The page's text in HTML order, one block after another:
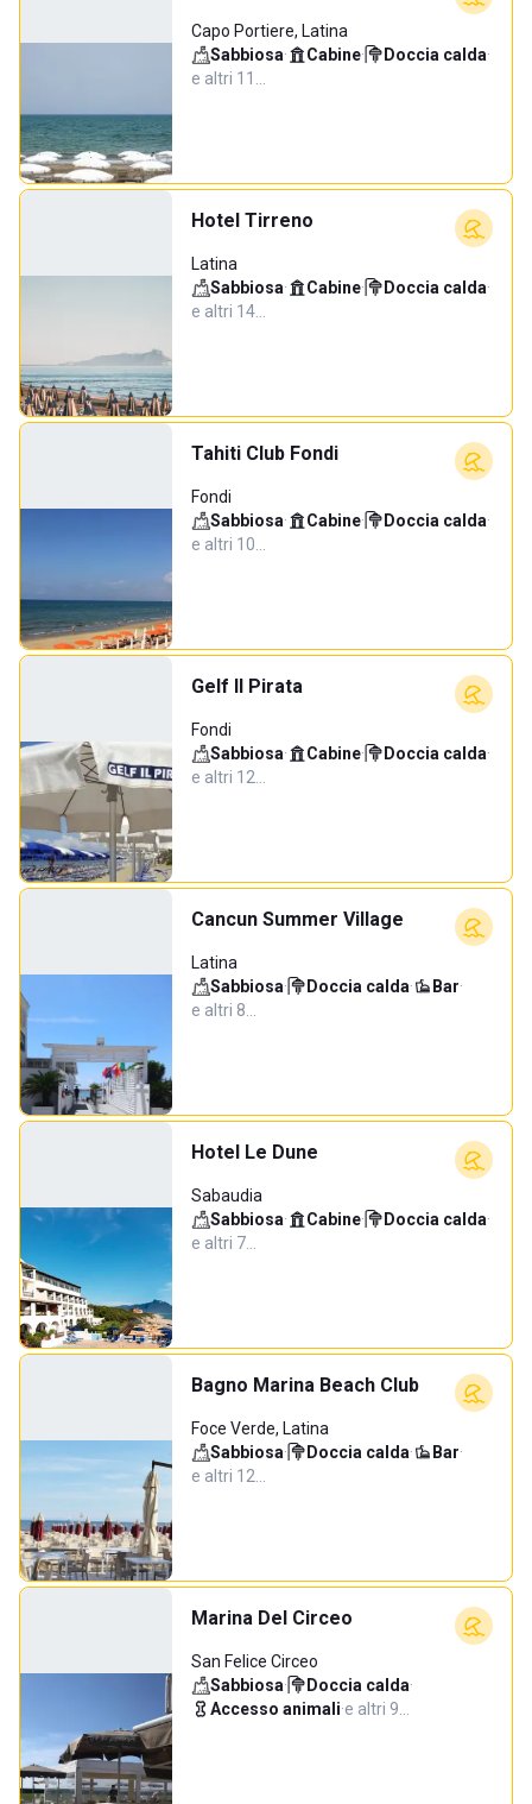
Capo Portiere, Latina
Sabbiosa· Cabine· Doccia calda·
e altri 11…
Hotel Tirreno
Latina
Sabbiosa· Cabine· Doccia calda·
e altri 14…
Tahiti Club Fondi
Fondi
Sabbiosa· Cabine· Doccia calda·
e altri 10…
Gelf Il Pirata
Fondi
Sabbiosa· Cabine· Doccia calda·
e altri 12…
Cancun Summer Village
Latina
Sabbiosa· Doccia calda· Bar·
e altri 8…
Hotel Le Dune
Sabaudia
Sabbiosa· Cabine· Doccia calda·
e altri 7…
Bagno Marina Beach Club
Foce Verde, Latina
Sabbiosa· Doccia calda· Bar·
e altri 12…
Marina Del Circeo
San Felice Circeo
Sabbiosa· Doccia calda·
Accesso animali·e altri 9…